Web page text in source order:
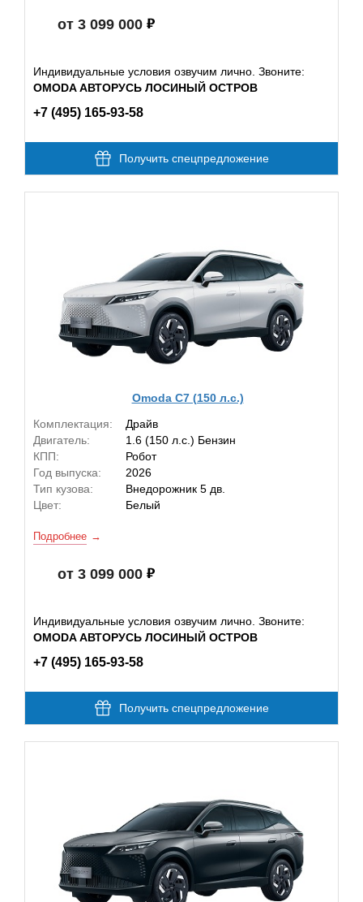
от 3 099 000
Индивидуальные условия озвучим лично. Звоните:
OMODA АВТОРУСЬ ЛОСИНЫЙ ОСТРОВ
+7 (495) 165-93-58
Получить спецпредложение
Omoda C7 (150 л.с.)
Комплектация:
Драйв
Двигатель:
1.6 (150 л.с.) Бензин
КПП:
Робот
Год выпуска:
2026
Тип кузова:
Внедорожник 5 дв.
Цвет:
Белый
Подробнее
от 3 099 000
Индивидуальные условия озвучим лично. Звоните:
OMODA АВТОРУСЬ ЛОСИНЫЙ ОСТРОВ
+7 (495) 165-93-58
Получить спецпредложение